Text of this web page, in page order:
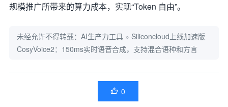
规模推广所带来的算力成本，实现“Token 自由”。
未经允许不得转载： AI生产力工具 » Siliconcloud上线加速版
CosyVoice2：150ms实时语音合成，支持混合语种和方言
 0